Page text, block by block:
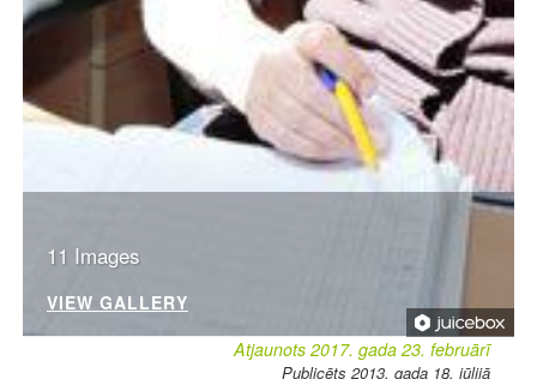
11 Images
VIEW GALLERY
Atjaunots 2017. gada 23. februārī
Publicēts 2013. gada 18. jūlijā